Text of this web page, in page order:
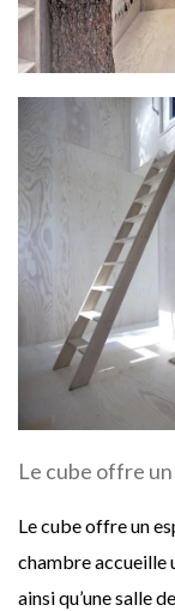
Le cube offre
Le cube offre un
chambre accueille
ainsi qu’une salle